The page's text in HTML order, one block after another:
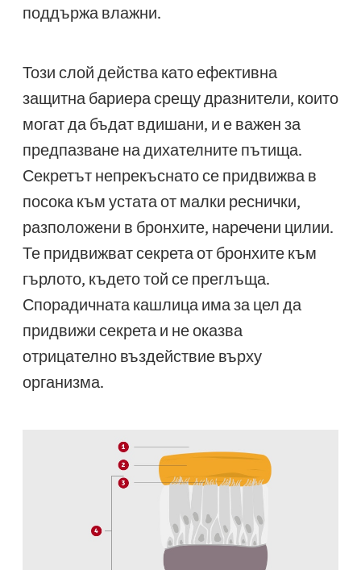
поддържа влажни.
Този слой действа като ефективна
защитна бариера срещу дразнители, които
могат да бъдат вдишани, и е важен за
предпазване на дихателните пътища.
Секретът непрекъснато се придвижва в
посока към устата от малки реснички,
разположени в бронхите, наречени цилии.
Те придвижват секрета от бронхите към
гърлото, където той се преглъща.
Спорадичната кашлица има за цел да
придвижи секрета и не оказва
отрицателно въздействие върху
организма.